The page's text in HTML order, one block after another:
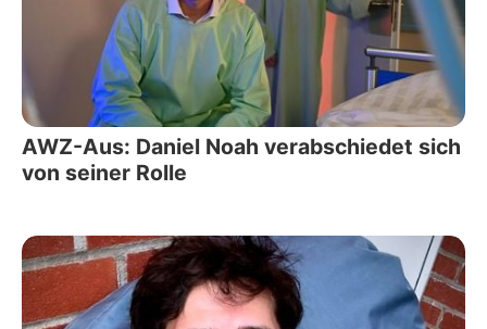
AWZ-Aus: Daniel Noah verabschiedet sich
von seiner Rolle